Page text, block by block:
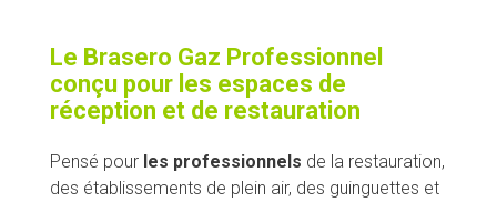
Le Brasero Gaz Professionnel
conçu pour les espaces de
réception et de restauration
Pensé pour les professionnels de la restauration,
des établissements de plein air, des guinguettes et